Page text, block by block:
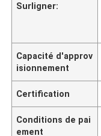
Surligner:
Capacité d'approv
isionnement
Certification
Conditions de pai
ement